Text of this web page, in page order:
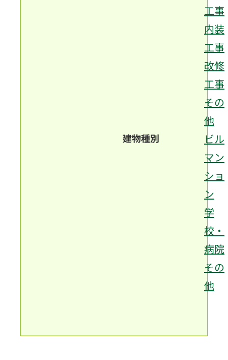
工事
内装
工事
改修
工事
その
他
建物種別
ビル
マン
ショ
ン
学
校・
病院
その
他